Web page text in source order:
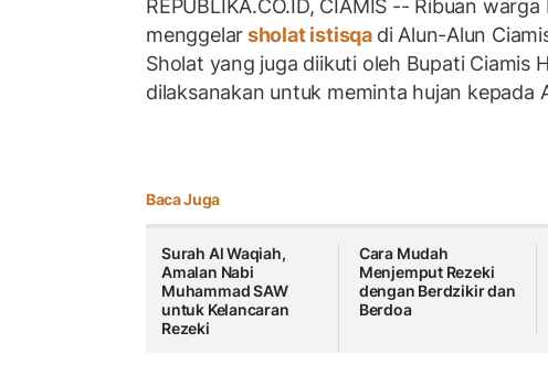
REPUBLIKA.CO.ID, CIAMIS -- Ribuan
menggelarsholat istisqa di Alun-Alun
Sholat yang juga diikuti oleh Bupati Ciamis
dilaksanakan untuk meminta hujan kepada
Baca Juga
Surah Al Waqiah,
Amalan Nabi
Muhammad SAW
untuk Kelancaran
Rezeki
Cara Mudah
Menjemput Rezeki
dengan Berdzikir dan
Berdoa